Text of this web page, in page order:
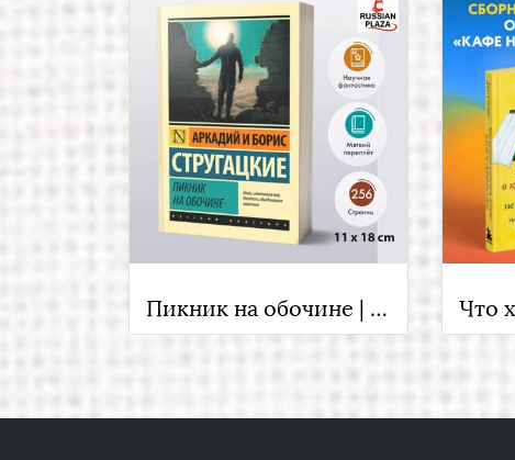
Пикник на обочине | Стругацкий Аркадий Натанович, Стругацкий Борис Натанович , Russian Books , Russian Plaza